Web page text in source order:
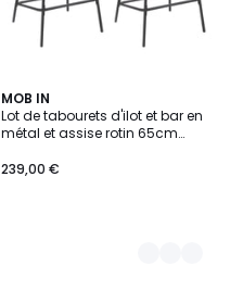
MOB IN
Lot de tabourets d'ilot et bar en
métal et assise rotin 65cm
239,00 €
2
Couleurs